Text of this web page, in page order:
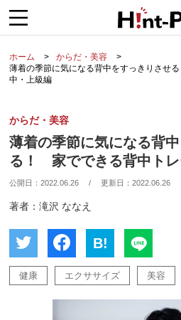
ホーム
からだ・美容
薄着の季節に気になる背中をすっきりさせ
中・上級編
からだ・美容
薄着の季節に気になる背
る！ 家でできる背中ト
公開日：2022.06.26 / 更新日：2022.06.26
著者：滝沢 ななえ
B!
健康 エクササイズ 美容